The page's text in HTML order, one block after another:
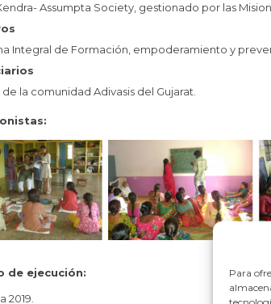
Para
Assumpta Society, gestionado por las
Integral de Formación, empoderamiento y
de la comunidad Adivasis del Gujarat.
de ejecución:
2019.